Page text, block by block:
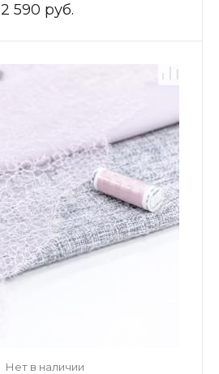
2 590 руб.
Нет в наличии